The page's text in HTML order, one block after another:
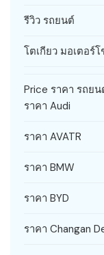
รีวิว รถยนต์
โตเกียว มอเตอร์
Price ราคา รถย
ราคา Audi
ราคา AVATR
ราคา BMW
ราคา BYD
ราคา Changan